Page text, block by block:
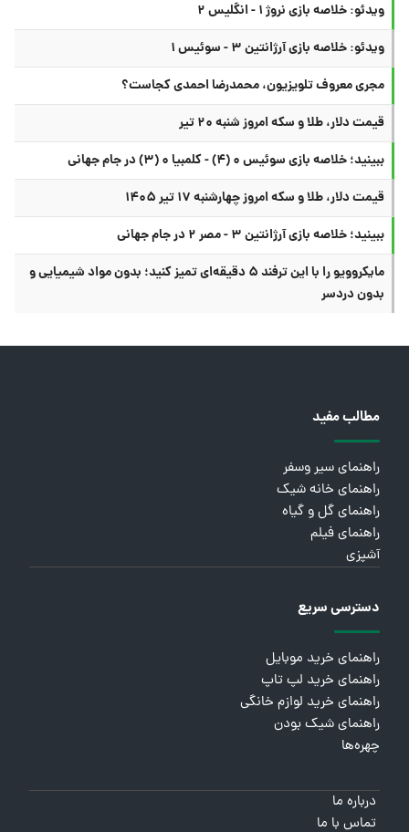
ویدئو: خلاصه بازی نروژ ۱ - انگلیس ۲
ویدئو: خلاصه بازی آرژانتین ۳ - سوئیس ۱
مجری معروف تلویزیون، محمدرضا احمدی کجاست؟
قیمت دلار، طلا و سکه امروز شنبه ۲۰ تیر
ببینید؛ خلاصه بازی سوئیس ۰ (۴) - کلمبیا ۰ (۳) در جام جهانی
قیمت دلار، طلا و سکه امروز چهارشنبه ۱۷ تیر ۱۴۰۵
ببینید؛ خلاصه بازی آرژانتین ۳ - مصر ۲ در جام جهانی
مایکروویو را با این ترفند ۵ دقیقه‌ای تمیز کنید؛ بدون مواد شیمیایی و
بدون دردسر
مطالب مفید
راهنمای سیر وسفر
راهنمای خانه شیک
راهنمای گل و گیاه
راهنمای فیلم
آشپزی
دسترسی سریع
راهنمای خرید موبایل
راهنمای خرید لپ تاپ
راهنمای خرید لوازم خانگی
راهنمای شیک بودن
چهره‌ها
درباره ما
تماس با ما